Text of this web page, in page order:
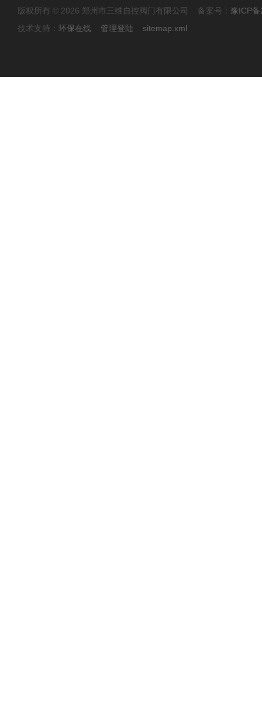
版权所有 © 2026 郑州市三维自控阀门有限公司 备案号： 豫ICP
技术支持： 环保在线 管理登陆 sitemap.xml